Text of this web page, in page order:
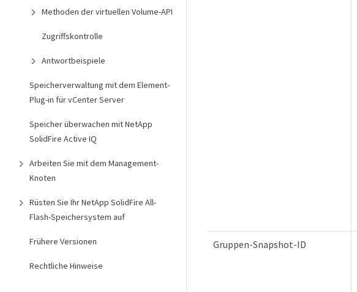
Methoden der virtuellen Volume-API
Zugriffskontrolle
Antwortbeispiele
Speicherverwaltung mit dem Element-
Plug-in für vCenter Server
Speicher überwachen mit NetApp
SolidFire Active IQ
Arbeiten Sie mit dem Management-
Knoten
Rüsten Sie Ihr NetApp SolidFire All-
Flash-Speichersystem auf
Frühere Versionen
Rechtliche Hinweise
Gruppen-Snapshot-ID